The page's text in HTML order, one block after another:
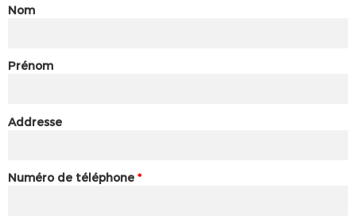
Nom
Prénom
Addresse
Numéro de téléphone *